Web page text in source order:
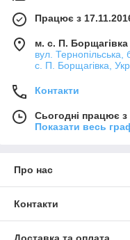
Працює з
м. с. П. Борщагівка
вул. Тернопільська,
с. П. Борщагівка,
Контакти
Сьогодні працює
Показати весь
Про нас
Контакти
Доставка та оплата